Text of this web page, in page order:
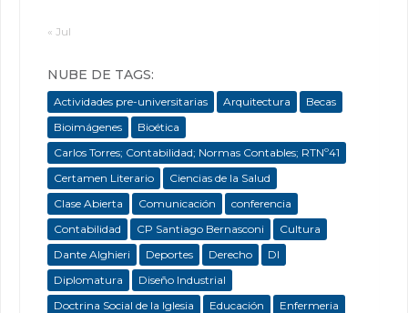
« Jul
NUBE DE TAGS:
Actividades pre-universitarias Arquitectura
Becas
Bioimágenes
Bioética
Carlos Torres; Contabilidad; Normas Contables; RTNº41
Certamen Literario
Ciencias de la Salud
Clase Abierta
Comunicación
conferencia
Contabilidad
CP Santiago Bernasconi
Cultura
Dante Alghieri
Deportes Derecho
DI
Diplomatura
Diseño Industrial
Doctrina Social de la Iglesia
Educación
Enfermeria